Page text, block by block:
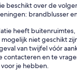
beschikt over de
brandblusser
heeft buitenruimtes,
niet geschikt
van twijfel vóór
contacteren en te
je hebben.